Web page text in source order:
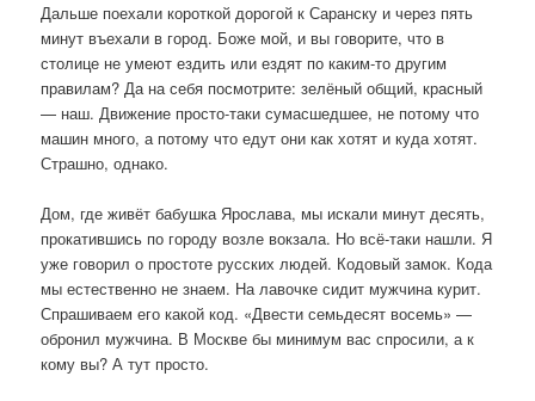
Дальше поехали короткой дорогой к Саранску и через пять
минут въехали в город. Боже мой, и вы говорите, что в
столице не умеют ездить или ездят по каким-то другим
правилам? Да на себя посмотрите: зелёный общий, красный
— наш. Движение просто-таки сумасшедшее, не потому что
машин много, а потому что едут они как хотят и куда хотят.
Страшно, однако.
Дом, где живёт бабушка Ярослава, мы искали минут десять,
прокатившись по городу возле вокзала. Но всё-таки нашли. Я
уже говорил о простоте русских людей. Кодовый замок. Кода
мы естественно не знаем. На лавочке сидит мужчина курит.
Спрашиваем его какой код. «Двести семьдесят восемь» —
обронил мужчина. В Москве бы минимум вас спросили, а к
кому вы? А тут просто.